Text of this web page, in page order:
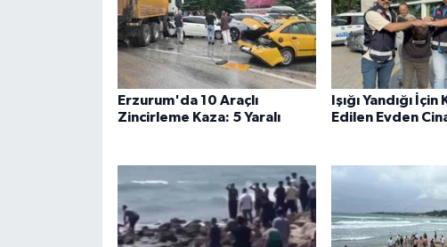
Erzurum'da 10 Araçlı
Zincirleme Kaza: 5 Yaralı
Işığı Yandığı
Edilen Evden